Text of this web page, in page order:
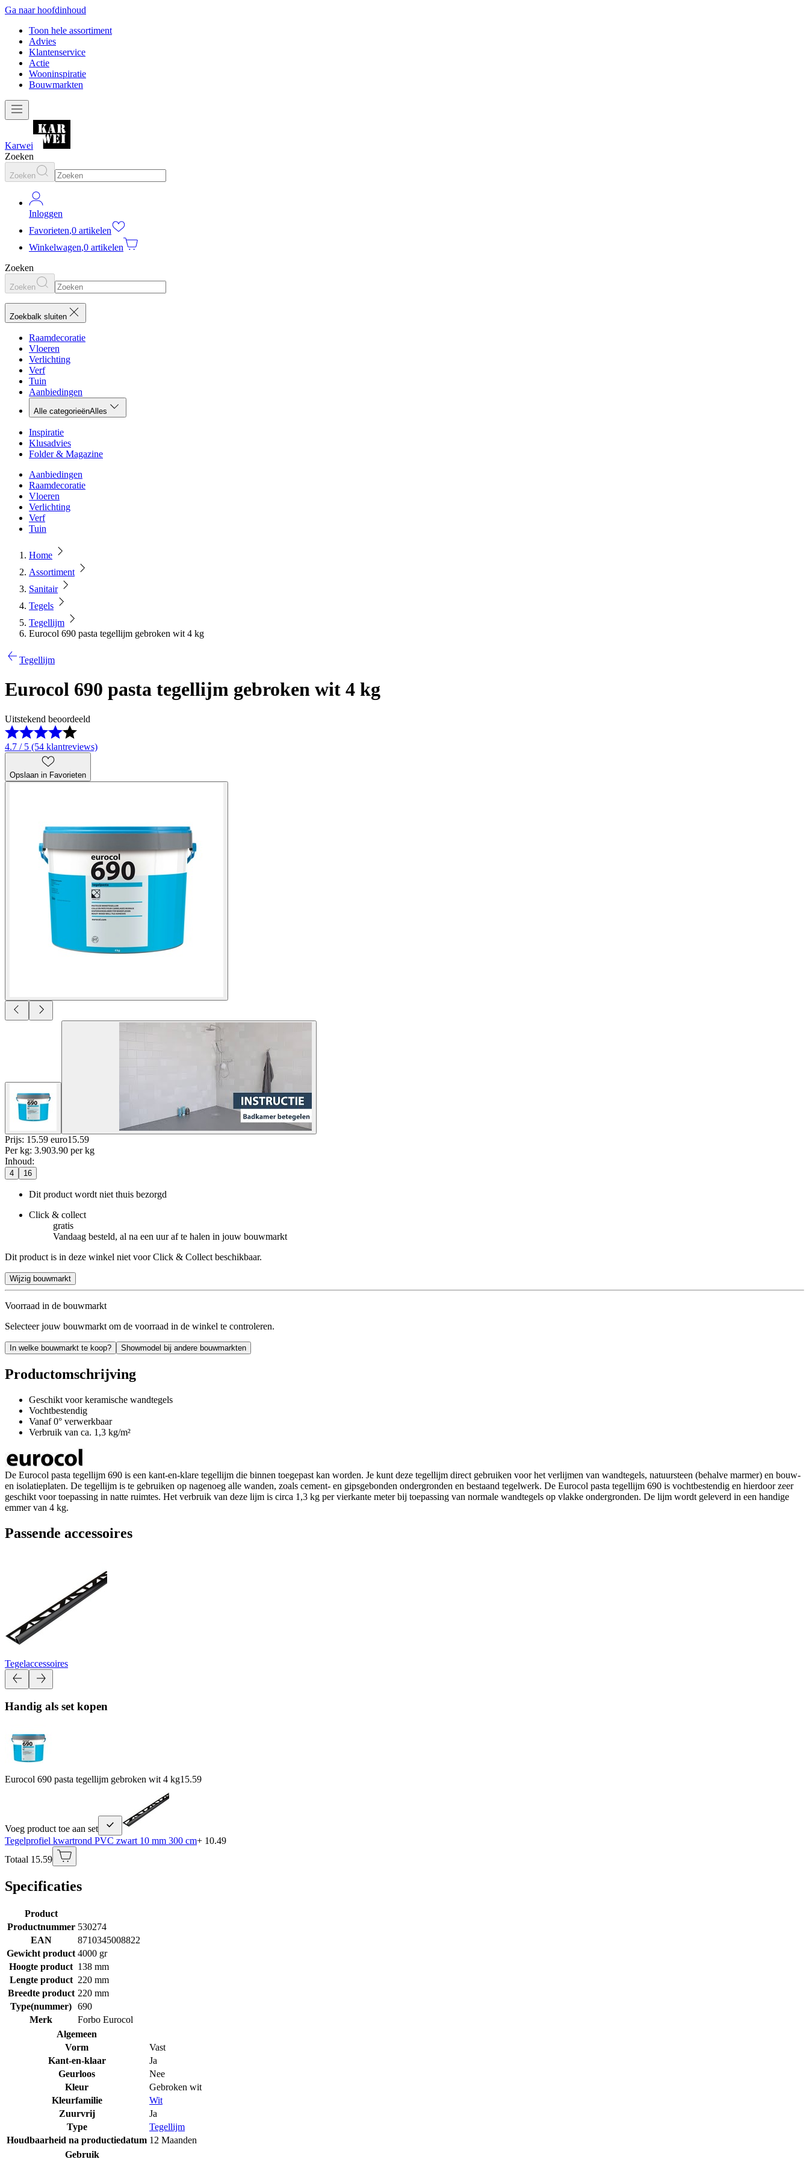
Ga naar hoofdinhoud
Toon hele assortiment
Advies
Klantenservice
Actie
Wooninspiratie
Bouwmarkten
Karwei
Zoeken
Zoeken
Inloggen
Favorieten,0 artikelen
Winkelwagen,0 artikelen
Zoeken
Zoeken
Zoekbalk sluiten
Raamdecoratie
Vloeren
Verlichting
Verf
Tuin
Aanbiedingen
Alle categorieënAlles
Inspiratie
Klusadvies
Folder & Magazine
Aanbiedingen
Raamdecoratie
Vloeren
Verlichting
Verf
Tuin
Home
Assortiment
Sanitair
Tegels
Tegellijm
Eurocol 690 pasta tegellijm gebroken wit 4 kg
Tegellijm
Eurocol 690 pasta tegellijm gebroken wit 4 kg
Uitstekend beoordeeld
4.7 / 5 (54 klantreviews)
Opslaan in Favorieten
Prijs: 15.59 euro15.59
Per kg: 3.903.90 per kg
Inhoud:
4 16
Dit product wordt niet thuis bezorgd
Click & collect
gratis
Vandaag besteld, al na een uur af te halen in jouw bouwmarkt
Dit product is in deze winkel niet voor Click & Collect beschikbaar.
Wijzig bouwmarkt
Voorraad in de bouwmarkt
Selecteer jouw bouwmarkt om de voorraad in de winkel te controleren.
In welke bouwmarkt te koop? Showmodel bij andere bouwmarkten
Productomschrijving
Geschikt voor keramische wandtegels
Vochtbestendig
Vanaf 0° verwerkbaar
Verbruik van ca. 1,3 kg/m²
De Eurocol pasta tegellijm 690 is een kant-en-klare tegellijm die binnen toegepast kan worden. Je kunt deze tegellijm direct gebruiken voor het verlijmen van wandtegels, natuursteen (behalve marmer) en bouw-
en isolatieplaten. De tegellijm is te gebruiken op nagenoeg alle wanden, zoals cement- en gipsgebonden ondergronden en bestaand tegelwerk. De Eurocol pasta tegellijm 690 is vochtbestendig en hierdoor zeer
geschikt voor toepassing in natte ruimtes. Het verbruik van deze lijm is circa 1,3 kg per vierkante meter bij toepassing van normale wandtegels op vlakke ondergronden. De lijm wordt geleverd in een handige
emmer van 4 kg.
Passende accessoires
Tegelaccessoires
Handig als set kopen
Eurocol 690 pasta tegellijm gebroken wit 4 kg15.59
Voeg product toe aan set
Tegelprofiel kwartrond PVC zwart 10 mm 300 cm+ 10.49
Totaal 15.59
Specificaties
Product
Productnummer 530274
EAN
8710345008822
Gewicht product 4000 gr
Hoogte product 138 mm
Lengte product 220 mm
Breedte product 220 mm
Type(nummer) 690
Merk
Forbo Eurocol
Algemeen
Vorm
Vast
Kant-en-klaar
Ja
Geurloos
Nee
Kleur
Gebroken wit
Kleurfamilie
Wit
Zuurvrij
Ja
Type
Tegellijm
Houdbaarheid na productiedatum 12 Maanden
Gebruik